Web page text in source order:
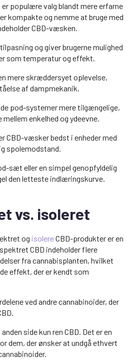
populære valg blandt mere erfarne
kompakte og nemme at bruge med
CBD-væsken.
og giver brugerne mulighed
som temperatur og effekt.
mere skræddersyet oplevelse,
af dampmekanik.
pod-systemer mere tilgængelige,
mellem enkelhed og ydeevne.
CBD-væsker bedst i enheder med
spolemodstand.
sæt eller en simpel genopfyldelig
den letteste indlæringskurve.
vs. isoleret
og isolereCBD-produkter er en
CBD indeholder flere
fra cannabisplanten, hvilket
effekt, der er kendt som
ved andre cannabinoider, der
side kun ren CBD. Det er en
dem, der ønsker at undgå ethvert